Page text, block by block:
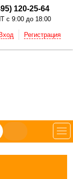
120-25-64
с 9:00 до 18:00
Вход Регистрация